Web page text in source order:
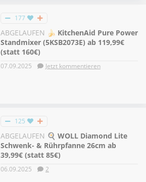
177
ABGELAUFEN 🍌 KitchenAid Pure Power
Standmixer (5KSB2073E) ab 119,99€
(statt 160€)
07.09.2025 Jetzt kommentieren
125
ABGELAUFEN 🍳 WOLL Diamond Lite
Schwenk- & Rührpfanne 26cm ab
39,99€ (statt 85€)
06.09.2025 2